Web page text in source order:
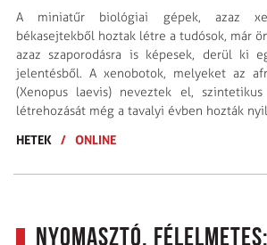
A miniatűr biológiai gépek, azaz
békasejtekből hoztak létre a tudósok, már
azaz szaporodásra is képesek, derül ki
jelentésből. A xenobotok, melyeket az
(Xenopus laevis) neveztek el,
létrehozását még a tavalyi évben hozták
HETEK
/ ONLINE
Nyomasztó,